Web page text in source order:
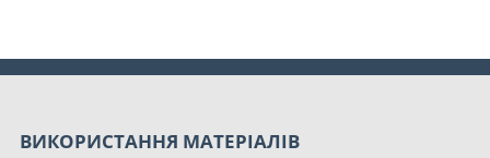
ВИКОРИСТАННЯ МАТЕРІАЛІВ